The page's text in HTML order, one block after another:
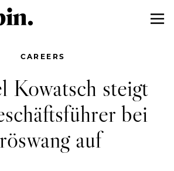
CAREERS
Kowatsch steigt
bei
auf